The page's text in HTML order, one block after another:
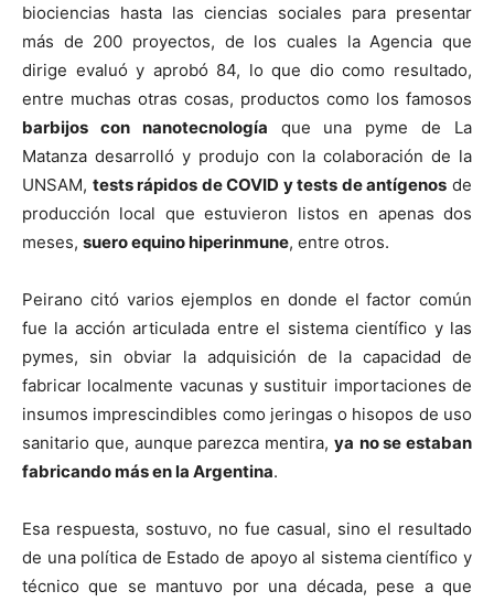
biociencias hasta las ciencias sociales para presentar
más de 200 proyectos, de los cuales la Agencia que
dirige evaluó y aprobó 84, lo que dio como resultado,
entre muchas otras cosas, productos como los famosos
barbijos con nanotecnología que una pyme de La
Matanza desarrolló y produjo con la colaboración de la
UNSAM, tests rápidos de COVID y tests de antígenos de
producción local que estuvieron listos en apenas dos
meses, suero equino hiperinmune, entre otros.
Peirano citó varios ejemplos en donde el factor común
fue la acción articulada entre el sistema científico y las
pymes, sin obviar la adquisición de la capacidad de
fabricar localmente vacunas y sustituir importaciones de
insumos imprescindibles como jeringas o hisopos de uso
sanitario que, aunque parezca mentira, ya no se estaban
fabricando más en la Argentina.
Esa respuesta, sostuvo, no fue casual, sino el resultado
de una política de Estado de apoyo al sistema científico y
técnico que se mantuvo por una década, pese a que